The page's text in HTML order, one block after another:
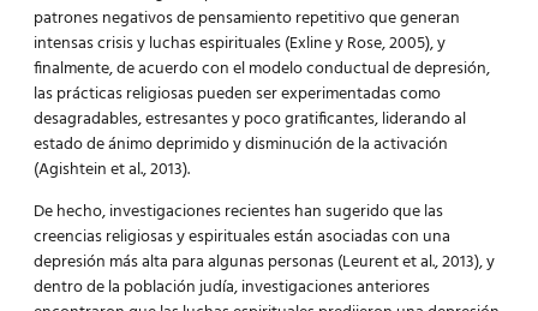
patrones negativos de pensamiento repetitivo que generan
intensas crisis y luchas espirituales (Exline y Rose, 2005), y
finalmente, de acuerdo con el modelo conductual de depresión,
las prácticas religiosas pueden ser experimentadas como
desagradables, estresantes y poco gratificantes, liderando al
estado de ánimo deprimido y disminución de la activación
(Agishtein et al., 2013).
De hecho, investigaciones recientes han sugerido que las
creencias religiosas y espirituales están asociadas con una
depresión más alta para algunas personas (Leurent et al., 2013), y
dentro de la población judía, investigaciones anteriores